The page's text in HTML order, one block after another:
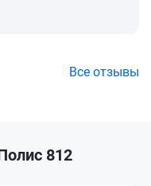
Все отзывы
812